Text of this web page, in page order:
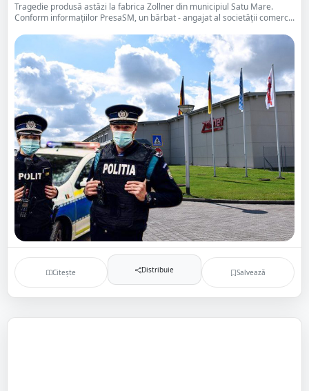
Tragedie produsă astăzi la fabrica Zollner din municipiul Satu Mare.
Conform informațiilor PresaSM, un bărbat - angajat al societății comerc...
Citește Distribuie Salvează